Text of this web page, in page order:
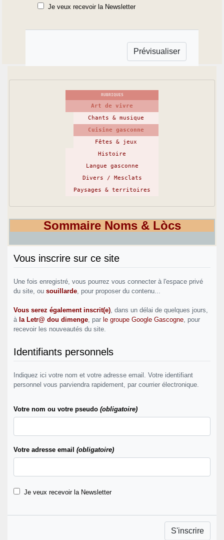
Je veux recevoir la Newsletter
RUBRIQUES
Art de vivre
Chants & musique
Cuisine gasconne
Fêtes & jeux
Histoire
Langue gasconne
Divers / Mesclats
Paysages & territoires
Sommaire Noms & Lòcs
Vous inscrire sur ce site
Une fois enregistré, vous pourrez vous connecter à l'espace privé
du site, ou souillarde , pour proposer du contenu...
Vous serez également inscrit(e), dans un délai de quelques jours,
à la Letr@ dou dimenge, par le groupe Google Gascogne, pour
recevoir les nouveautés du site.
Identifiants personnels
Indiquez ici votre nom et votre adresse email. Votre identifiant
personnel vous parviendra rapidement, par courrier électronique.
Votre nom ou votre pseudo (obligatoire)
Votre adresse email (obligatoire)
Je veux recevoir la Newsletter